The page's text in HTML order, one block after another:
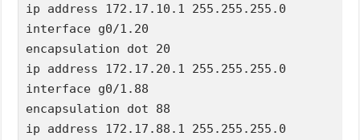
ip address 172.17.10.1 255.255.255.0
interface g0/1.20
encapsulation dot 20
ip address 172.17.20.1 255.255.255.0
interface g0/1.88
encapsulation dot 88
ip address 172.17.88.1 255.255.255.0